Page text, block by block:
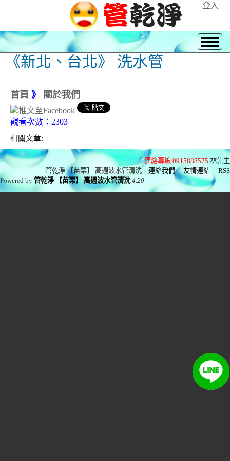
登入
《新北、台北》 洗水管
首頁 》 關於我們
觀看次數：2303
相關文章:
連絡專線 0915888575 林先生
管乾淨 【苗栗】 高週波水管清洗 | 連絡我們 | 友情連結 | RSS
Powered by管乾淨 【苗栗】 高週波水管清洗 4.20